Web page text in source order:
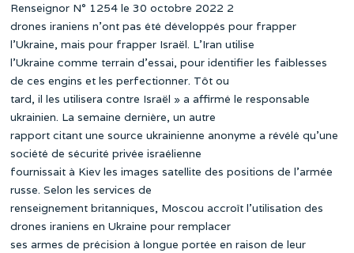
Renseignor N° 1254 le 30 octobre 2022 2
drones iraniens n’ont pas été développés pour frapper
l’Ukraine, mais pour frapper Israël. L’Iran utilise
l’Ukraine comme terrain d’essai, pour identifier les faiblesses
de ces engins et les perfectionner. Tôt ou
tard, il les utilisera contre Israël » a affirmé le responsable
ukrainien. La semaine dernière, un autre
rapport citant une source ukrainienne anonyme a révélé qu’une
société de sécurité privée israélienne
fournissait à Kiev les images satellite des positions de l’armée
russe. Selon les services de
renseignement britanniques, Moscou accroît l’utilisation des
drones iraniens en Ukraine pour remplacer
ses armes de précision à longue portée en raison de leur